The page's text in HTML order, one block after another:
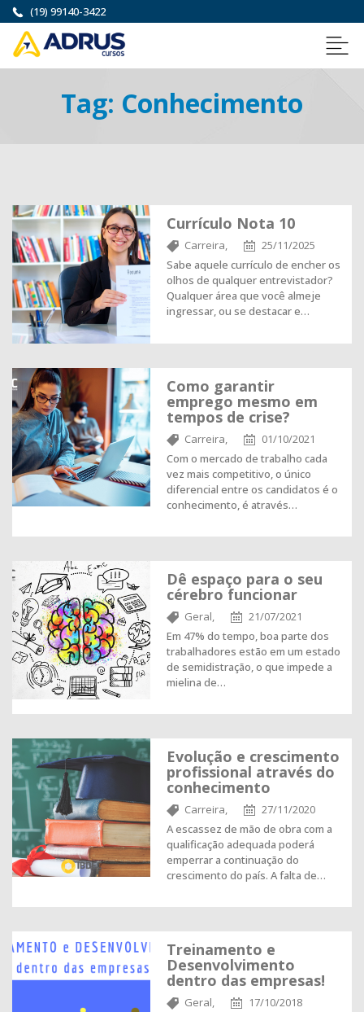
(19) 99140-3422
Tag: Conhecimento
Currículo Nota 10
Carreira,
25/11/2025
Sabe aquele currículo de encher os
olhos de qualquer entrevistador?
Qualquer área que você almeje
ingressar, ou se destacar e…
Como garantir
emprego mesmo em
tempos de crise?
Carreira,
01/10/2021
Com o mercado de trabalho cada
vez mais competitivo, o único
diferencial entre os candidatos é o
conhecimento, é através…
Dê espaço para o seu
cérebro funcionar
Geral,
21/07/2021
Em 47% do tempo, boa parte dos
trabalhadores estão em um estado
de semidistração, o que impede a
mielina de…
Evolução e crescimento
profissional através do
conhecimento
Carreira,
27/11/2020
A escassez de mão de obra com a
qualificação adequada poderá
emperrar a continuação do
crescimento do país. A falta de…
Treinamento e
Desenvolvimento
dentro das empresas!
Geral,
17/10/2018